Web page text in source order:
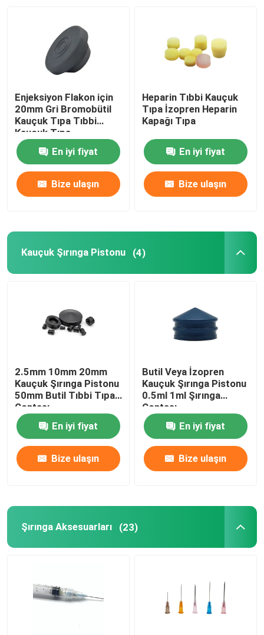
Kan Alma Aksesuarları
Butil Kauçuk Tıpa
Önceden Doldurulmuş Şırınga Parçaları
Halojenli Bütil Kauçuk
İnfüzyon Tüpü
Enjeksiyon Flakon için
20mm Gri Bromobütil
Kauçuk Tıpa Tıbbi
Kauçuk Tıpa
En iyi fiyat
Bize ulaşın
Heparin Tıbbi Kauçuk
Tıpa İzopren Heparin
Kapağı Tıpa
En iyi fiyat
Bize ulaşın
Kauçuk Şırınga Pistonu (4)
2.5mm 10mm 20mm
Kauçuk Şırınga Pistonu
50mm Butil Tıbbi Tıpa
Contası
En iyi fiyat
Bize ulaşın
Butil Veya İzopren
Kauçuk Şırınga Pistonu
0.5ml 1ml Şırınga
Contası
En iyi fiyat
Bize ulaşın
Şırınga Aksesuarları (23)